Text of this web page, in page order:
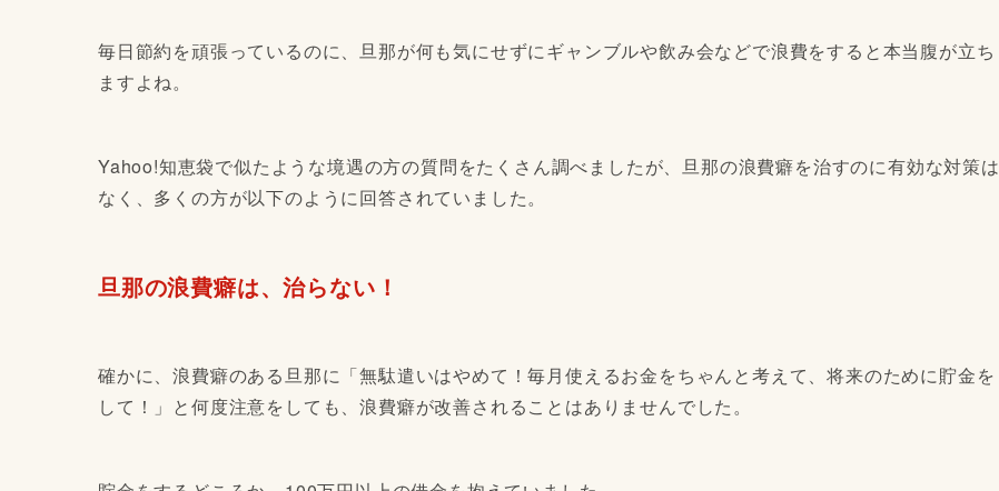
毎日節約を頑張っているのに、旦那が何も気にせずにギャンブルや飲み会などで浪費をすると本当腹が立ち
ますよね。
Yahoo!知恵袋で似たような境遇の方の質問をたくさん調べましたが、旦那の浪費癖を治すのに有効な対策は
なく、多くの方が以下のように回答されていました。
旦那の浪費癖は、治らない！
確かに、浪費癖のある旦那に「無駄遣いはやめて！毎月使えるお金をちゃんと考えて、将来のために貯金を
して！」と何度注意をしても、浪費癖が改善されることはありませんでした。